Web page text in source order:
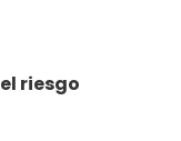
riesgo